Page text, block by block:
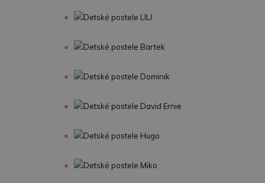
Detské postele LILI
Detské postele Bartek
Detské postele Dominik
Detské postele David Ernie
Detské postele Hugo
Detské postele Miko